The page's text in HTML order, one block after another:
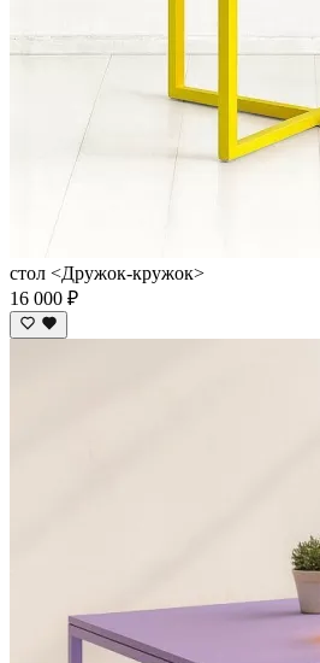
стол <Дружок-кружок>
16 000 ₽